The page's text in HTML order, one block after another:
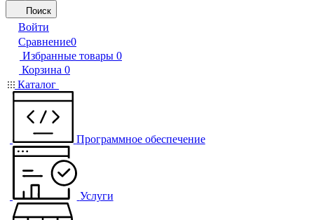
Поиск
Войти
Сравнение0
Избранные товары 0
Корзина 0
Каталог
Программное обеспечение
Услуги